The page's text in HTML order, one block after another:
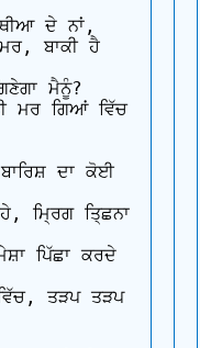
ਦੇ ਨਾਂ,
ਬਾਕੀ ਹੈ
ਮੈਨੂੰ?
ਮਰ ਗਿਆਂ ਵਿੱਚ
ਦਾ ਕੋਈ
ਮ੍ਰਿਗ ਤਿ੍ਛਨਾ
ਪਿੱਛਾ ਕਰਦੇ
ਤੜਪ ਤੜਪ